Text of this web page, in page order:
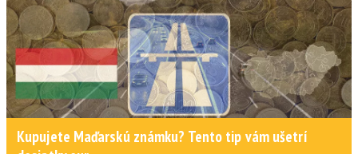
Kupujete Maďarskú známku? Tento tip vám ušetrí